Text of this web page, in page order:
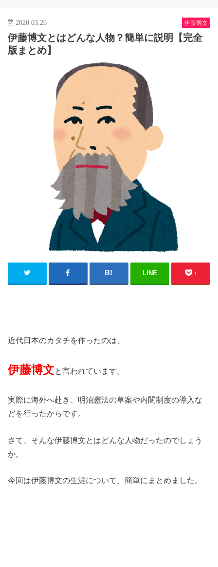
伊藤博文
2020.03.26
伊藤博文とはどんな人物？簡単に説明【完全
版まとめ】
LINE 1
近代日本のカタチを作ったのは、
伊藤博文と言われています。
実際に海外へ赴き、明治憲法の草案や内閣制度の導入な
どを行ったからです。
さて、そんな伊藤博文とはどんな人物だったのでしょう
か。
今回は伊藤博文の生涯について、簡単にまとめました。